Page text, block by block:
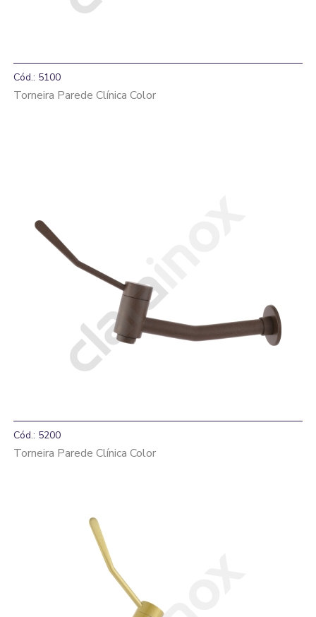
Cód.: 5100
Torneira Parede Clínica Color
Cód.: 5200
Torneira Parede Clínica Color